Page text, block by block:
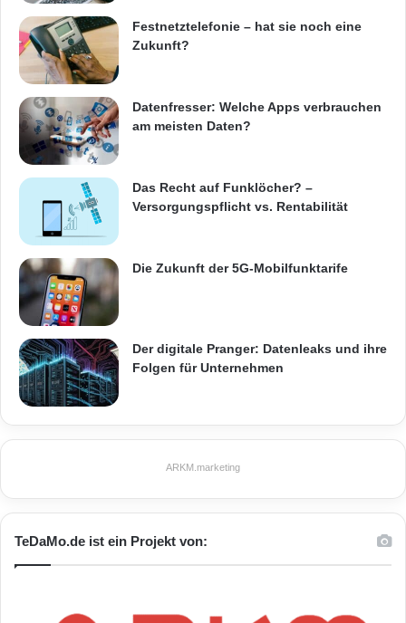
Festnetztelefonie – hat sie noch eine
Zukunft?
Datenfresser: Welche Apps verbrauchen
am meisten Daten?
Das Recht auf Funklöcher? –
Versorgungspflicht vs. Rentabilität
Die Zukunft der 5G-Mobilfunktarife
Der digitale Pranger: Datenleaks und ihre
Folgen für Unternehmen
ARKM.marketing
TeDaMo.de ist ein Projekt von: